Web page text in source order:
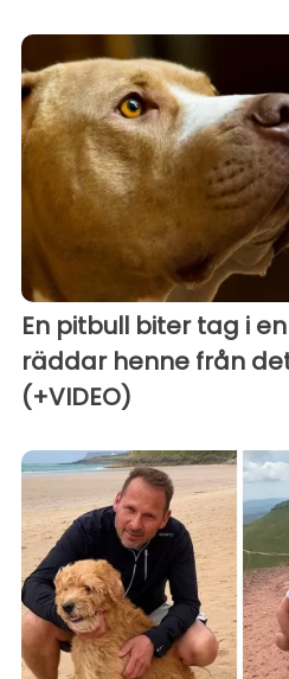
En pitbull biter tag i
räddar henne från
(+VIDEO)